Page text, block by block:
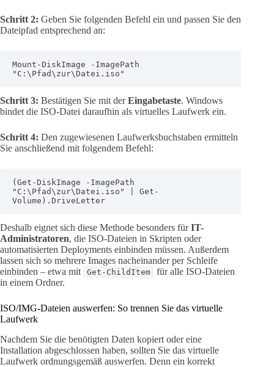
Schritt 2: Geben Sie folgenden Befehl ein und passen Sie den
Dateipfad entsprechend an:
Mount-DiskImage -ImagePath
"C:\Pfad\zur\Datei.iso"
Schritt 3: Bestätigen Sie mit derEingabetaste. Windows
bindet die ISO-Datei daraufhin als virtuelles Laufwerk ein.
Schritt 4: Den zugewiesenen Laufwerksbuchstaben ermitteln
Sie anschließend mit folgendem Befehl:
(Get-DiskImage -ImagePath
"C:\Pfad\zur\Datei.iso" | Get-
Volume).DriveLetter
Deshalb eignet sich diese Methode besonders fürIT-
Administratoren, die ISO-Dateien in Skripten oder
automatisierten Deployments einbinden müssen. Außerdem
lassen sich so mehrere Images nacheinander per Schleife
einbinden – etwa mit
Get-ChildItem
für alle ISO-Dateien
in einem Ordner.
ISO/IMG-Dateien auswerfen: So trennen Sie das virtuelle
Laufwerk
Nachdem Sie die benötigten Daten kopiert oder eine
Installation abgeschlossen haben, sollten Sie das virtuelle
Laufwerk ordnungsgemäß auswerfen. Denn ein korrekt